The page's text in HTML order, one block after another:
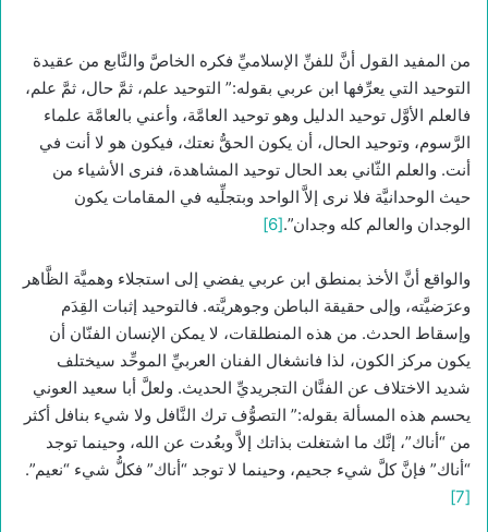
من المفيد القول أنَّ للفنِّ الإسلاميِّ فكره الخاصَّ والنَّابع من عقيدة
التوحيد التي يعرِّفها ابن عربي بقوله:” التوحيد علم، ثمَّ حال، ثمَّ علم،
فالعلم الأوَّل توحيد الدليل وهو توحيد العامَّة، وأعني بالعامَّة علماء
الرَّسوم، وتوحيد الحال، أن يكون الحقُّ نعتك، فيكون هو لا أنت في
أنت. والعلم الثّاني بعد الحال توحيد المشاهدة، فنرى الأشياء من
حيث الوحدانيَّة فلا نرى إلاَّ الواحد وبتجلِّيه في المقامات يكون
الوجدان والعالم كله وجدان”.[6]
والواقع أنَّ الأخذ بمنطق ابن عربي يفضي إلى استجلاء وهميَّة الظَّاهر
وعرَضيَّته، وإلى حقيقة الباطن وجوهريَّته. فالتوحيد إثبات القِدَم
وإسقاط الحدث. من هذه المنطلقات، لا يمكن الإنسان الفنّان أن
يكون مركز الكون، لذا فانشغال الفنان العربيِّ الموحِّد سيختلف
شديد الاختلاف عن الفنَّان التجريديِّ الحديث. ولعلَّ أبا سعيد العوني
يحسم هذه المسألة بقوله:” التصوُّف ترك النَّافل ولا شيء بنافل أكثر
من “أناك”، إنَّك ما اشتغلت بذاتك إلاَّ وبعُدت عن الله، وحينما توجد
“أناك” فإنَّ كلَّ شيء جحيم، وحينما لا توجد “أناك” فكلُّ شيء “نعيم”.
[7]